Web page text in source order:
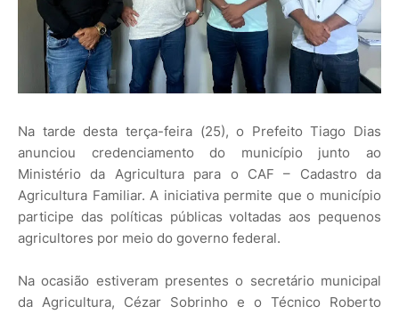
Na tarde desta terça-feira (25), o Prefeito Tiago Dias
anunciou credenciamento do município junto ao
Ministério da Agricultura para o CAF – Cadastro da
Agricultura Familiar. A iniciativa permite que o município
participe das políticas públicas voltadas aos pequenos
agricultores por meio do governo federal.
Na ocasião estiveram presentes o secretário municipal
da Agricultura, Cézar Sobrinho e o Técnico Roberto